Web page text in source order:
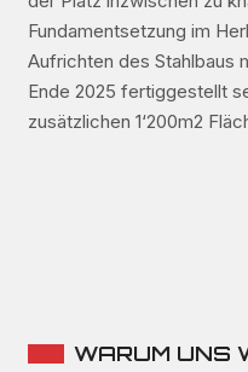
Fundamentsetzung im
Aufrichten des Stahlbaus
Ende 2025 fertiggestellt
zusätzlichen 1‘200m2
WARUM UNS